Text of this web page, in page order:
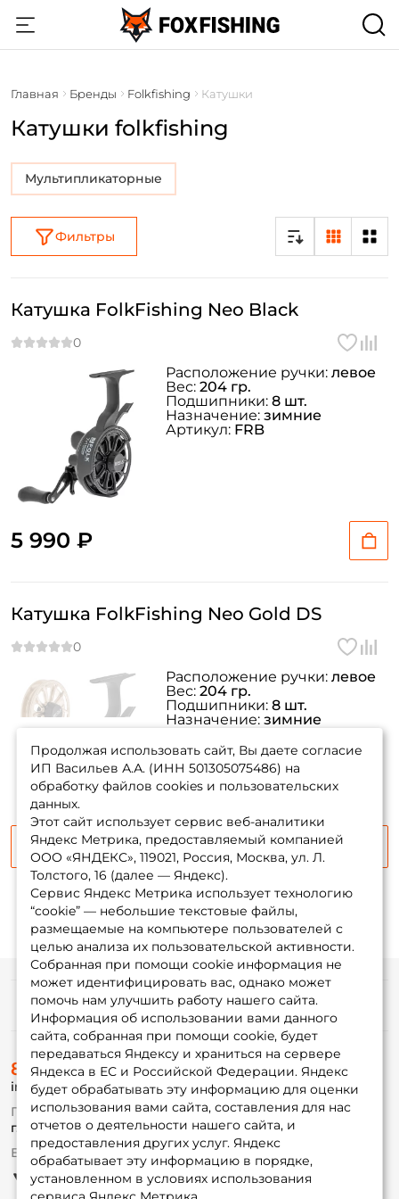
Главная Бренды Folkfishing Катушки
Катушки folkfishing
Мультипликаторные
Фильтры
Катушка FolkFishing Neo Black
5 990 ₽
Расположение ручки: левое
Вес: 204 гр.
Подшипники: 8 шт.
Назначение: зимние
Артикул: FRB
наличии
Катушка FolkFishing Neo Gold DS
Сообщить о поступлении
Расположение ручки: левое
Вес: 204 гр.
Подшипники: 8 шт.
Назначение: зимние
Продолжая использовать сайт, Вы даете согласие
ИП Васильев А.А. (ИНН 501305075486) на
обработку файлов cookies и пользовательских
данных.
Этот сайт использует сервис веб-аналитики
Яндекс Метрика, предоставляемый компанией
ООО «ЯНДЕКС», 119021, Россия, Москва, ул. Л.
Толстого, 16 (далее — Яндекс).
Сервис Яндекс Метрика использует технологию
“cookie” — небольшие текстовые файлы,
размещаемые на компьютере пользователей с
целью анализа их пользовательской активности.
Собранная при помощи cookie информация не
может идентифицировать вас, однако может
помочь нам улучшить работу нашего сайта.
Информация об использовании вами данного
сайта, собранная при помощи cookie, будет
передаваться Яндексу и храниться на сервере
Яндекса в ЕС и Российской Федерации. Яндекс
будет обрабатывать эту информацию для оценки
использования вами сайта, составления для нас
отчетов о деятельности нашего сайта, и
предоставления других услуг. Яндекс
обрабатывает эту информацию в порядке,
установленном в условиях использования
Создать аккаунт
Email: *
Номер телефона: *
Придумайте пароль: *
Повторите пароль: *
Заполняя данную форму вы соглашаетесь на обработку
персональных данных
Создать аккаунт
У меня уже есть аккаунт
Информация
О магазине
Доставка
Оплата
Fox-bonus
Гуру
Партнерская программа
8 (495) 532-77-88
info@foxfishing.ru
По вопросам с заказом
г. Москва, ул. Плеханова д.7
Ежедневно 10:00 до 20:00